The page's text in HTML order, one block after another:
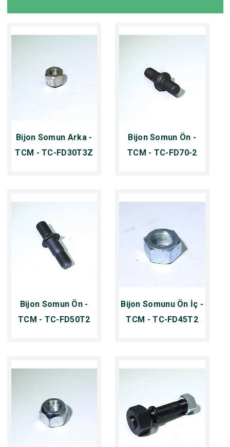
Bijon Somun Arka -
TCM - TC-FD30T3Z
Bijon Somun Ön -
TCM - TC-FD70-2
Bijon Somun Ön -
TCM - TC-FD50T2
Bijon Somunu Ön İç -
TCM - TC-FD45T2